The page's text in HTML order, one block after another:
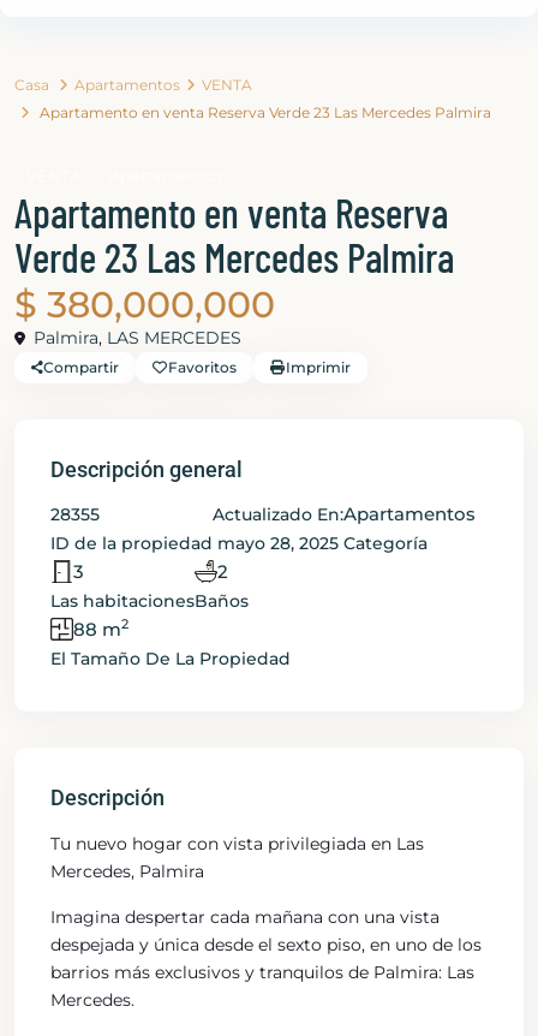
Casa Apartamentos
VENTA
Apartamento en venta Reserva Verde 23 Las Mercedes Palmira
Apartamento en venta Reserva
Verde 23 Las Mercedes Palmira
$ 380,000,000
Palmira, LAS MERCEDES
Compartir Favoritos Imprimir
Descripción general
28355
ID de la propiedad
Actualizado En:
mayo 28, 2025
Apartamentos
Categoría
3
Las habitaciones
2
Baños
88 m2
El Tamaño De La Propiedad
Descripción
Tu nuevo hogar con vista privilegiada en Las
Mercedes, Palmira
Imagina despertar cada mañana con una vista
despejada y única desde el sexto piso, en uno de los
barrios más exclusivos y tranquilos de Palmira: Las
Mercedes.